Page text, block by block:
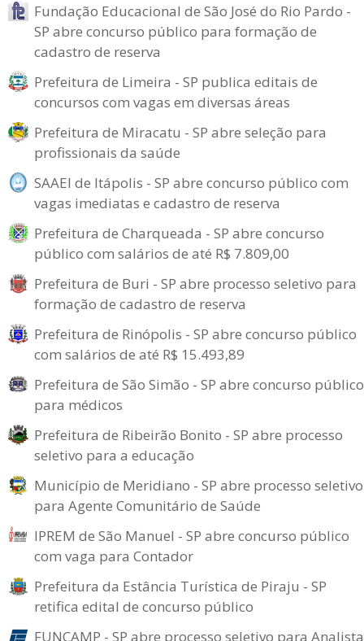
Fundação Educacional de São José do Rio Pardo -
SP abre concurso público para formação de
cadastro de reserva
Prefeitura de Limeira - SP publica editais de
concursos com vagas em diversas áreas
Prefeitura de Miracatu - SP abre seleção para
profissionais da saúde
SAAEI de Itápolis - SP abre concurso público com
vagas imediatas e cadastro de reserva
Prefeitura de Charqueada - SP abre concurso
público com salários de até R$ 7.809,00
Prefeitura de Buri - SP abre processo seletivo para
formação de cadastro de reserva
Prefeitura de Rinópolis - SP abre concurso público
com salários de até R$ 15.493,89
Prefeitura de São Simão - SP abre concurso público
para médicos
Prefeitura de Ribeirão Bonito - SP abre processo
seletivo para a educação
Município de Meridiano - SP abre processo seletivo
para Agente Comunitário de Saúde
IPREM de São Manuel - SP abre concurso público
com vaga para Contador
Prefeitura da Estância Turística de Piraju - SP
retifica edital de concurso público
FUNCAMP - SP abre processo seletivo para Analista